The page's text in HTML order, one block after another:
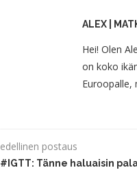
ALEX |
Hei! Olen
on koko
Euroopalle,
edellinen postaus
#IGTT: Tänne haluaisin